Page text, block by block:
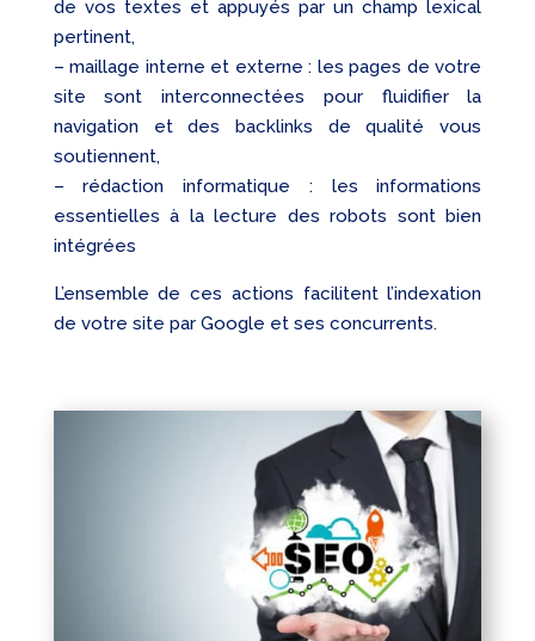
de vos textes et appuyés par un champ lexical
pertinent,
– maillage interne et externe : les pages de votre
site sont interconnectées pour fluidifier la
navigation et des backlinks de qualité vous
soutiennent,
– rédaction informatique : les informations
essentielles à la lecture des robots sont bien
intégrées
L’ensemble de ces actions facilitent l’indexation
de votre site par Google et ses concurrents.